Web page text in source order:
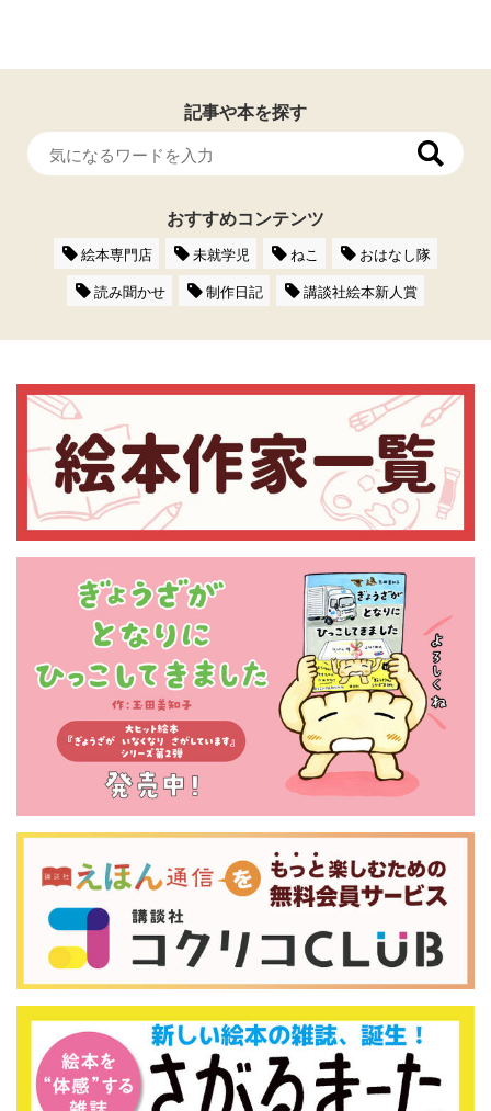
記事や本を探す
おすすめコンテンツ
絵本専門店 未就学児 ねこ
おはなし隊
読み聞かせ
制作日記 講談社絵本新人賞